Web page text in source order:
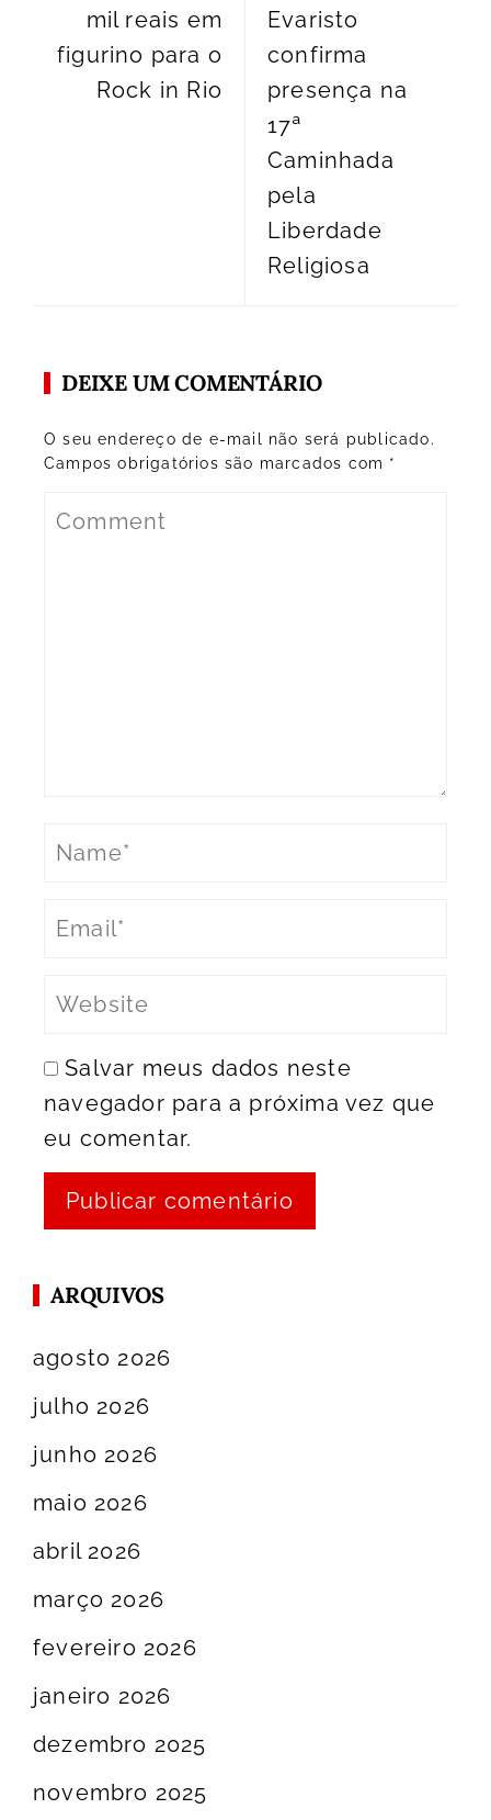
mil reais em
figurino para o
Rock in Rio
Evaristo
confirma
presença na
17ª
Caminhada
pela
Liberdade
Religiosa
DEIXE UM COMENTÁRIO
O seu endereço de e-mail não será publicado.
Campos obrigatórios são marcados com *
Salvar meus dados neste
navegador para a próxima vez que
eu comentar.
ARQUIVOS
agosto 2026
julho 2026
junho 2026
maio 2026
abril 2026
março 2026
fevereiro 2026
janeiro 2026
dezembro 2025
novembro 2025